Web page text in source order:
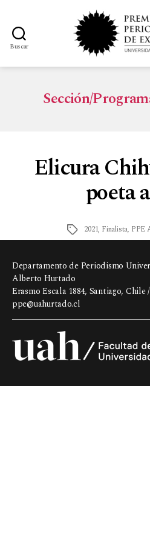
Buscar
Sección/
Elicura
poeta
2021, Finalista, PPE
Departamento de Periodismo
Alberto Hurtado
Erasmo Escala 1884, Santiago, Chile /
ppe@uahurtado.cl